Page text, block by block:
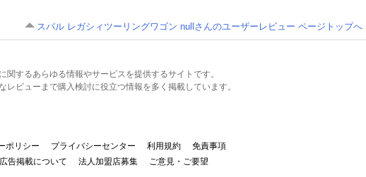
スバル レガシィツーリングワゴン nullさんのユーザーレビュー ページトップへ
するあらゆる情報やサービスを提供するサイトです。
ビューまで購入検討に役立つ情報を多く掲載しています。
ポリシー プライバシーセンター 利用規約
免責事項
広告掲載について 法人加盟店募集
ご意見・ご要望